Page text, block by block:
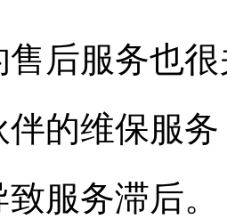
后服务也
伴的维保服
服务滞后。